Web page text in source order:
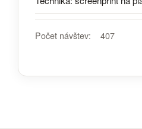
Počet návštev: 407